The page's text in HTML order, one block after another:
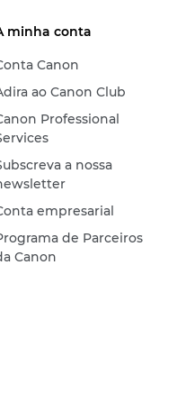
minha conta
Canon
ao Canon Club
Professional
a nossa
empresarial
de Parceiros
Canon